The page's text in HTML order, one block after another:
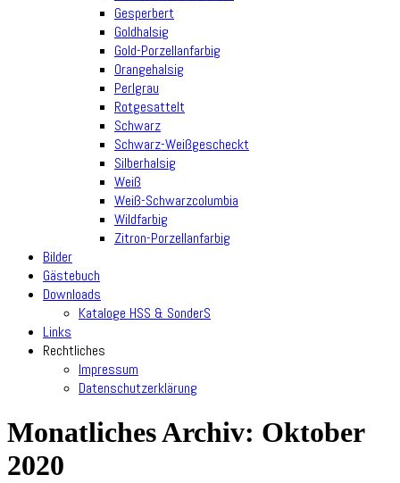
Gesperbert
Goldhalsig
Gold-Porzellanfarbig
Orangehalsig
Perlgrau
Rotgesattelt
Schwarz
Schwarz-Weißgescheckt
Silberhalsig
Weiß
Weiß-Schwarzcolumbia
Wildfarbig
Zitron-Porzellanfarbig
Bilder
Gästebuch
Downloads
Kataloge HSS & SonderS
Links
Rechtliches
Impressum
Datenschutzerklärung
Monatliches Archiv: Oktober
2020